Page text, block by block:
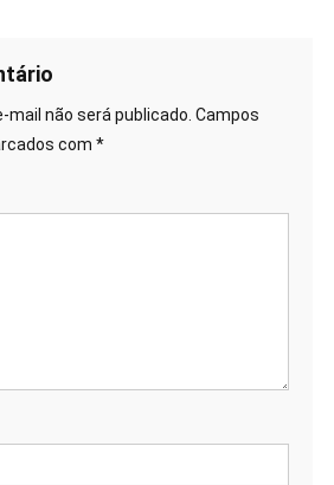
mail não será publicado. Campos
com *